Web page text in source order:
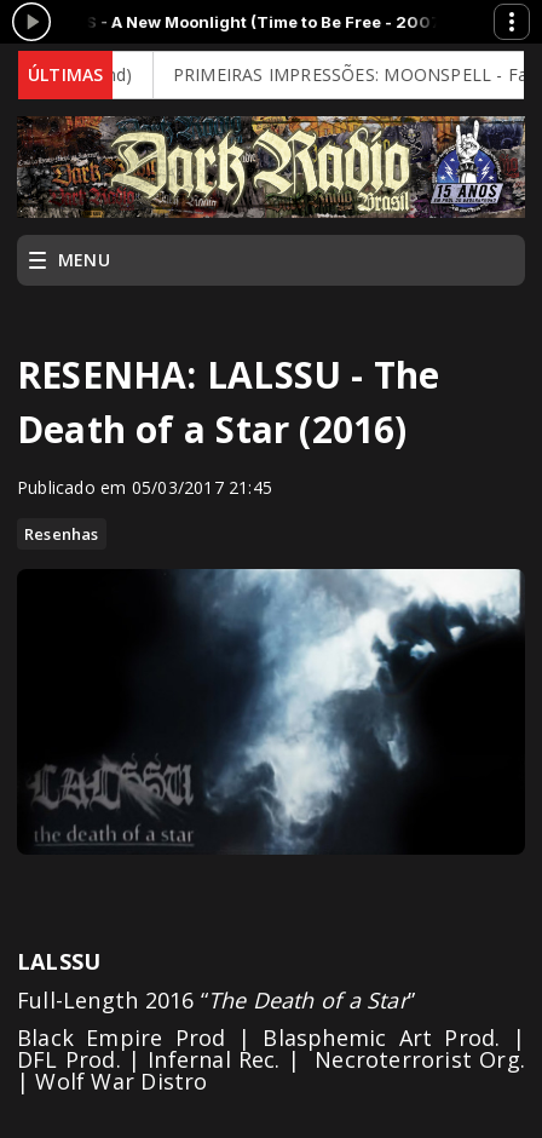
- A New Moonlight (Time to Be Free - 2007)MOMENTO CULTURAL
ÚLTIMAS
Mind) PRIMEIRAS IMPRESSÕES: MOONSPELL - Far From
MENU
RESENHA: LALSSU - The
Death of a Star (2016)
Publicado em 05/03/2017 21:45
Resenhas
LALSSU
Full-Length 2016 “The Death of a Star”
Black Empire Prod | Blasphemic Art Prod. |
DFL Prod. | Infernal Rec. | Necroterrorist Org.
| Wolf War Distro